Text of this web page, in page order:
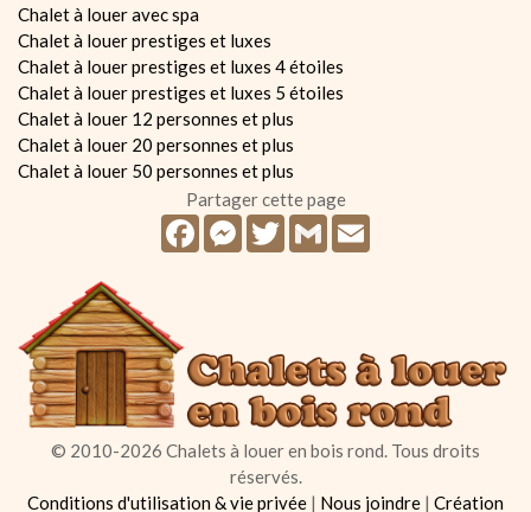
Chalet à louer avec spa
Chalet à louer prestiges et luxes
Chalet à louer prestiges et luxes 4 étoiles
Chalet à louer prestiges et luxes 5 étoiles
Chalet à louer 12 personnes et plus
Chalet à louer 20 personnes et plus
Chalet à louer 50 personnes et plus
Partager cette page
FacebookMessenger
TwitterGmail
© 2010-2026 Chalets à louer en bois rond. Tous droits
réservés.
Conditions d'utilisation & vie privée | Nous joindre | Création